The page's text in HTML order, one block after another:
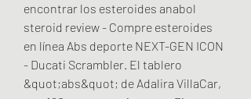
encontrar los esteroides anabol
steroid review - Compre esteroides
en línea Abs deporte NEXT-GEN ICON
- Ducati Scrambler. El tablero
&quot;abs&quot; de Adalira VillaCar,